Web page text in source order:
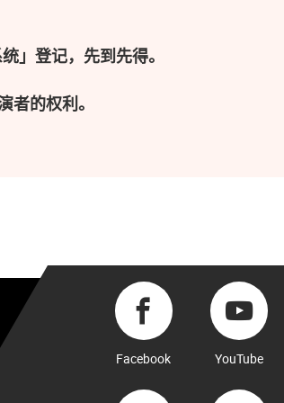
」登记，先到先得。
的权利。
Facebook YouTube